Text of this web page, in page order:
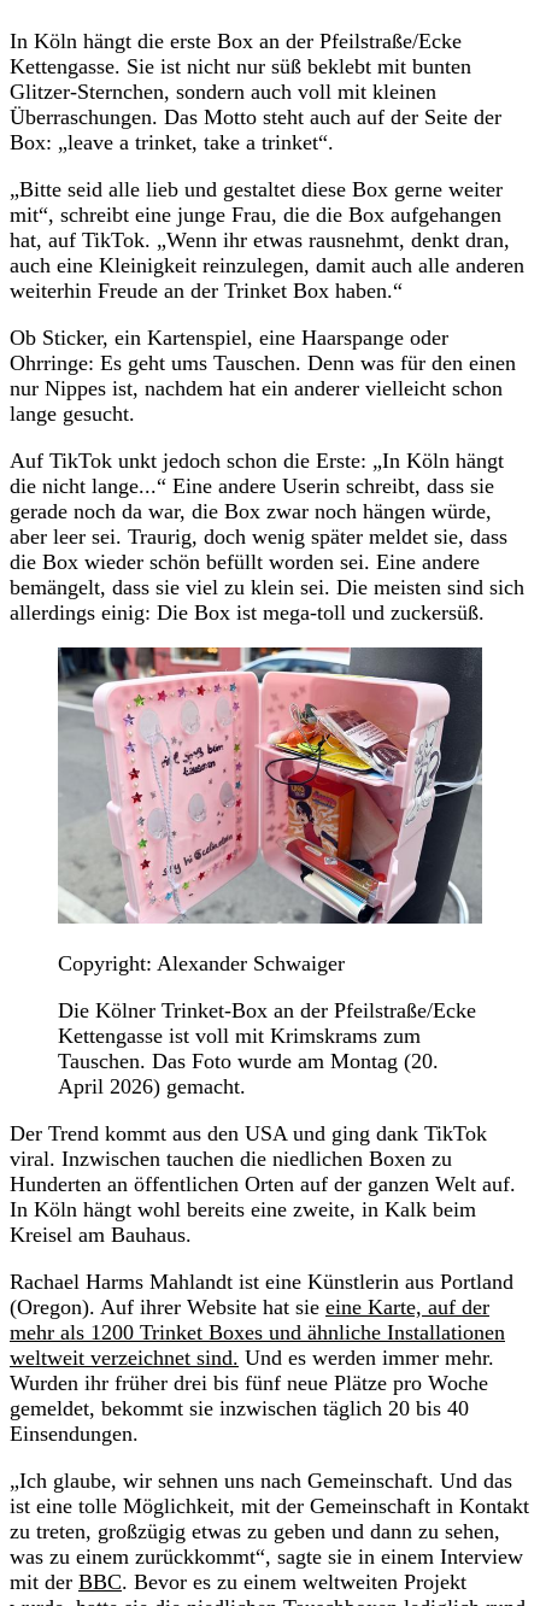
In Köln hängt die erste Box an der Pfeilstraße/Ecke
Kettengasse. Sie ist nicht nur süß beklebt mit bunten
Glitzer-Sternchen, sondern auch voll mit kleinen
Überraschungen. Das Motto steht auch auf der Seite der
Box: „leave a trinket, take a trinket“.
„Bitte seid alle lieb und gestaltet diese Box gerne weiter
mit“, schreibt eine junge Frau, die die Box aufgehangen
hat, auf TikTok. „Wenn ihr etwas rausnehmt, denkt dran,
auch eine Kleinigkeit reinzulegen, damit auch alle anderen
weiterhin Freude an der Trinket Box haben.“
Ob Sticker, ein Kartenspiel, eine Haarspange oder
Ohrringe: Es geht ums Tauschen. Denn was für den einen
nur Nippes ist, nachdem hat ein anderer vielleicht schon
lange gesucht.
Auf TikTok unkt jedoch schon die Erste: „In Köln hängt
die nicht lange...“ Eine andere Userin schreibt, dass sie
gerade noch da war, die Box zwar noch hängen würde,
aber leer sei. Traurig, doch wenig später meldet sie, dass
die Box wieder schön befüllt worden sei. Eine andere
bemängelt, dass sie viel zu klein sei. Die meisten sind sich
allerdings einig: Die Box ist mega-toll und zuckersüß.
Copyright: Alexander Schwaiger
Die Kölner Trinket-Box an der Pfeilstraße/Ecke
Kettengasse ist voll mit Krimskrams zum
Tauschen. Das Foto wurde am Montag (20.
April 2026) gemacht.
Der Trend kommt aus den USA und ging dank TikTok
viral. Inzwischen tauchen die niedlichen Boxen zu
Hunderten an öffentlichen Orten auf der ganzen Welt auf.
In Köln hängt wohl bereits eine zweite, in Kalk beim
Kreisel am Bauhaus.
Rachael Harms Mahlandt ist eine Künstlerin aus Portland
(Oregon). Auf ihrer Website hat sie eine Karte, auf der
mehr als 1200 Trinket Boxes und ähnliche Installationen
weltweit verzeichnet sind. Und es werden immer mehr.
Wurden ihr früher drei bis fünf neue Plätze pro Woche
gemeldet, bekommt sie inzwischen täglich 20 bis 40
Einsendungen.
„Ich glaube, wir sehnen uns nach Gemeinschaft. Und das
ist eine tolle Möglichkeit, mit der Gemeinschaft in Kontakt
zu treten, großzügig etwas zu geben und dann zu sehen,
was zu einem zurückkommt“, sagte sie in einem Interview
mit der BBC. Bevor es zu einem weltweiten Projekt